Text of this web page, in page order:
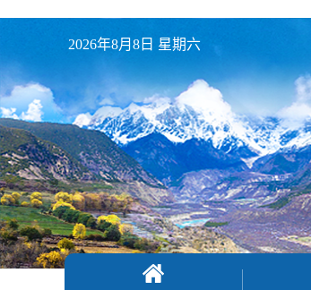
2026年8月8日 星期六